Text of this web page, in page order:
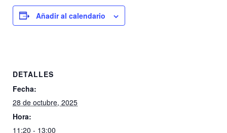
Añadir al calendario
DETALLES
Fecha:
28 de octubre, 2025
Hora:
11:20 - 13:00